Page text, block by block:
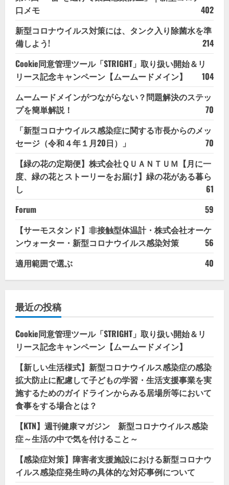
口メモ
402
新型コロナウイルス対策には、タンク入り除菌水を準
備しよう!
214
Cookie同意管理ツール「STRIGHT」取り扱い開始＆リ
リース記念キャンペーン【ムームードメイン】
104
ムームードメインがつながらない？問題解決のステッ
プを簡単解説！
70
「新型コロナウイルス感染症に関する市長からのメッ
セージ（令和４年１月20日）」
70
【緑の花の定期便】株式会社ＱＵＡＮＴＵＭ【月に一
度、緑の花とストーリーをお届け】緑の花がある暮ら
し
61
Forum
59
【サーモスタンド】非接触型体温計・株式会社オーケ
ンウォーター・新型コロナウイルス感染対策
56
適用範囲で選ぶ
40
最近の投稿
Cookie同意管理ツール「STRIGHT」取り扱い開始＆リ
リース記念キャンペーン【ムームードメイン】
【新しい生活様式】新型コロナウイルス感染症の感染
拡大防止に配慮して子どもの学習・生活支援事業を実
施するためのガイドラインからみる居場所等において
食事をする場合とは？
【KTN】週刊健康マガジン 新型コロナウイルス感染
症～生活の中で気を付けること～
【感染症対策】障害者支援施設における新型コロナウ
イルス感染症発生時の具体的な対応事例について